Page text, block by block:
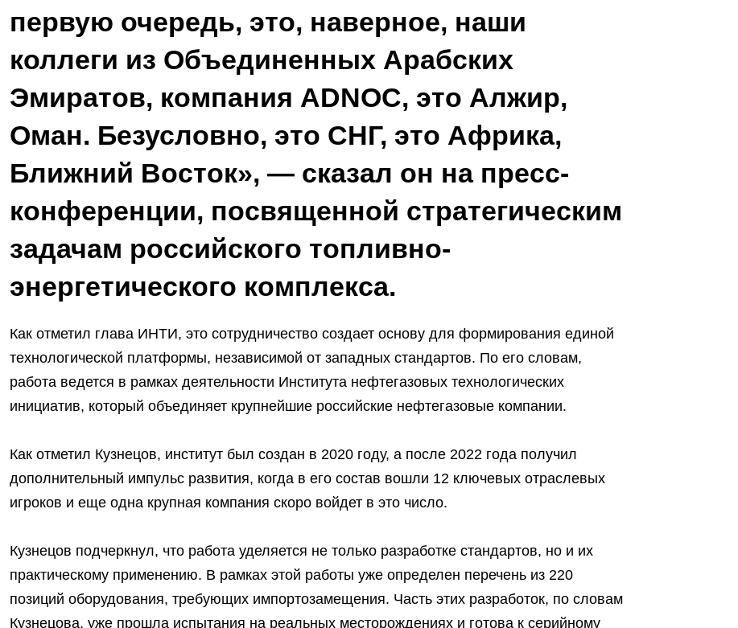
первую очередь, это, наверное, наши
коллеги из Объединенных Арабских
Эмиратов, компания ADNOC, это Алжир,
Оман. Безусловно, это СНГ, это Африка,
Ближний Восток», — сказал он на пресс-
конференции, посвященной стратегическим
задачам российского топливно-
энергетического комплекса.
Как отметил глава ИНТИ, это сотрудничество создает основу для формирования единой
технологической платформы, независимой от западных стандартов. По его словам,
работа ведется в рамках деятельности Института нефтегазовых технологических
инициатив, который объединяет крупнейшие российские нефтегазовые компании.
Как отметил Кузнецов, институт был создан в 2020 году, а после 2022 года получил
дополнительный импульс развития, когда в его состав вошли 12 ключевых отраслевых
игроков и еще одна крупная компания скоро войдет в это число.
Кузнецов подчеркнул, что работа уделяется не только разработке стандартов, но и их
практическому применению. В рамках этой работы уже определен перечень из 220
позиций оборудования, требующих импортозамещения. Часть этих разработок, по словам
Кузнецова, уже прошла испытания на реальных месторождениях и готова к серийному